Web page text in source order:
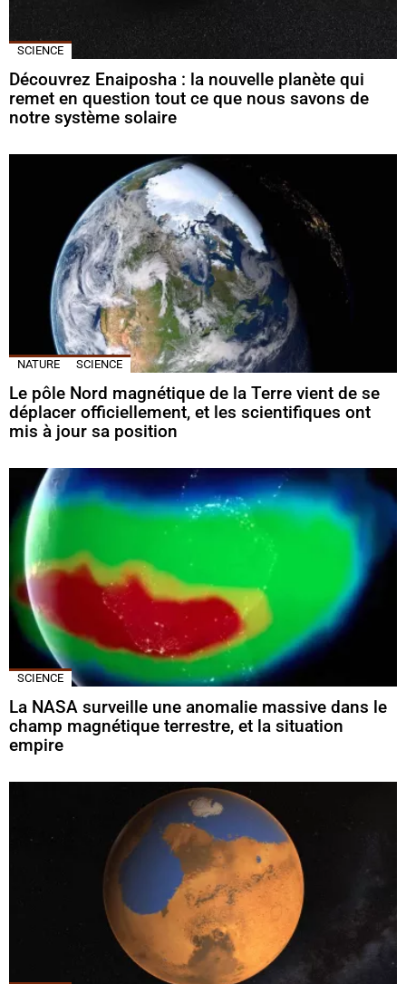
SCIENCE
Découvrez Enaiposha : la nouvelle planète qui
remet en question tout ce que nous savons de
notre système solaire
NATURE SCIENCE
Le pôle Nord magnétique de la Terre vient de se
déplacer officiellement, et les scientifiques ont
mis à jour sa position
SCIENCE
La NASA surveille une anomalie massive dans le
champ magnétique terrestre, et la situation
empire